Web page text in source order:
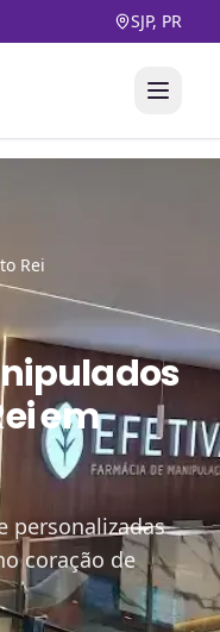
SJP, PR
Rei
em
personalizadas
coração de